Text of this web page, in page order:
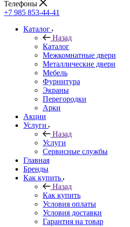
Телефоны
+7 985 853-44-41
Каталог
Назад
Каталог
Межкомнатные двери
Металлические двери
Мебель
Фурнитура
Экраны
Перегородки
Арки
Акции
Услуги
Назад
Услуги
Сервисные службы
Главная
Бренды
Как купить
Назад
Как купить
Условия оплаты
Условия доставки
Гарантия на товар